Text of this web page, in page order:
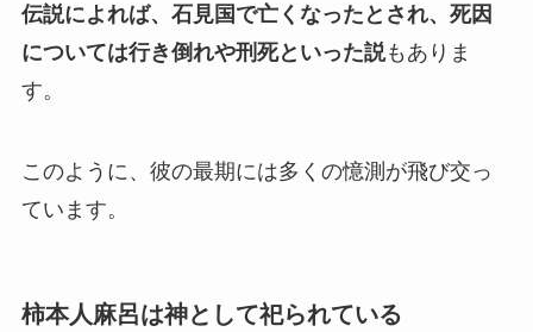
伝説によれば、石見国で亡くなったとされ、死因
については行き倒れや刑死といった説もありま
す。
このように、彼の最期には多くの憶測が飛び交っ
ています。
柿本人麻呂は神として祀られている